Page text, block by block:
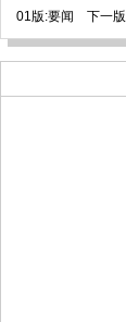
01版:要闻 下一版